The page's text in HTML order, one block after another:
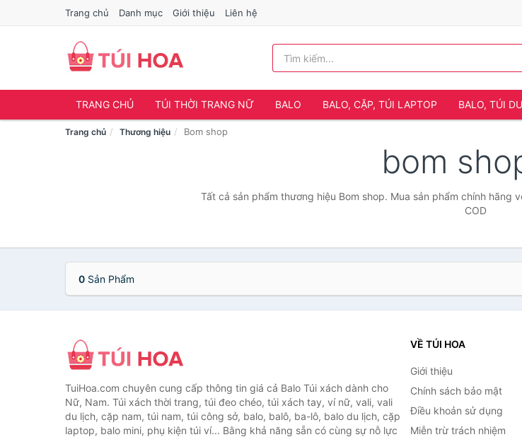
Trang chủ Danh mục Giới thiệu Liên hệ
TRANG CHỦ TÚI THỜI TRANG NỮ BALO BALO, CẶP, TÚI LAPTOP BALO, TÚI
Trang chủ Thương hiệu Bom shop
bom
Tất cả sản phẩm thương hiệu Bom shop. Mua sản phẩm chính hãng
COD
0 Sản Phẩm
TuiHoa.com chuyên cung cấp thông tin giá cả Balo Túi xách dành cho
Nữ, Nam. Túi xách thời trang, túi đeo chéo, túi xách tay, ví nữ, vali, vali
du lịch, cặp nam, túi nam, túi công sở, balo, balô, ba-lô, balo du lịch, cặp
laptop, balo mini, phụ kiện túi ví... Bằng khả năng sẵn có cùng sự nỗ lực
VỀ TÚI HOA
Giới thiệu
Chính sách bảo mật
Điều khoản sử dụng
Miễn trừ trách nhiệm